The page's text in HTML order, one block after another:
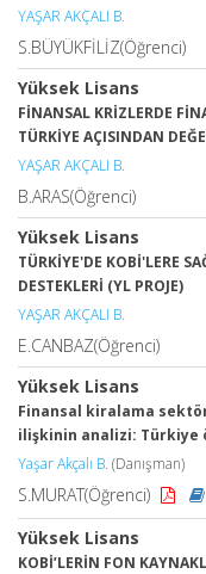
YAŞAR AKÇALI B.
S.BÜYÜKFİLİZ(Öğrenci)
Yüksek Lisans
FİNANSAL KRİZLERDE
TÜRKİYE AÇISINDAN
YAŞAR AKÇALI B.
B.ARAS(Öğrenci)
Yüksek Lisans
TÜRKİYE'DE KOBİ'LERE
DESTEKLERİ (YL PROJE)
YAŞAR AKÇALI B.
E.CANBAZ(Öğrenci)
Yüksek Lisans
Finansal kiralama
ilişkinin analizi: Türkiye
Yaşar Akçalı B. (Danışman)
S.MURAT(Öğrenci)
Yüksek Lisans
KOBİ’LERİN FON